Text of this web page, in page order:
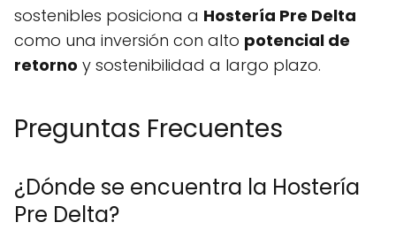
sostenibles posiciona a Hostería Pre Delta
como una inversión con alto potencial de
retorno y sostenibilidad a largo plazo.
Preguntas Frecuentes
¿Dónde se encuentra la Hostería
Pre Delta?